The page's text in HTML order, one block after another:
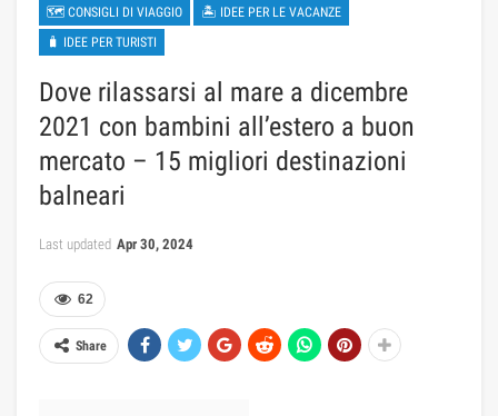
🗺 CONSIGLI DI VIAGGIO
🏝 IDEE PER LE VACANZE
🧳 IDEE PER TURISTI
Dove rilassarsi al mare a dicembre
2021 con bambini all’estero a buon
mercato – 15 migliori destinazioni
balneari
Last updated Apr 30, 2024
62
Share